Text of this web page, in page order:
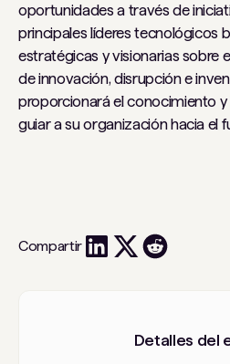
oportunidades a través de
principales líderes tecnológicos
estratégicas y visionarias sobre
de innovación, disrupción e
proporcionará el conocimiento
guiar a su organización hacia el
Compartir
Detalles del